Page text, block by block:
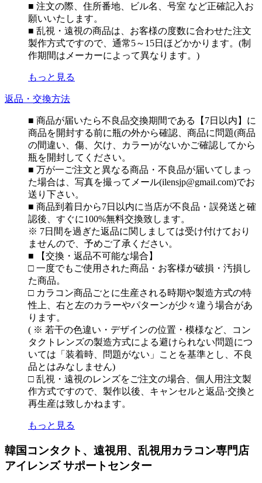
■ 注文の際、住所番地、ビル名、号室 など正確記入お
願いいたします。
■ 乱視・遠視の商品は、お客様の度数に合わせた注文
製作方式ですので、通常5～15日ほどかかります。(制
作期間はメーカーによって異なります。)
もっと見る
返品・交換方法
■ 商品が届いたら不良品交換期間である【7日以内】に
商品を開封する前に瓶の外から確認、商品に問題(商品
の間違い、傷、欠け、カラー)がないかご確認してから
瓶を開封してください。
■ 万が一ご注文と異なる商品・不良品が届いてしまっ
た場合は、写真を撮ってメール(ilensjp@gmail.com)でお
送り下さい。
■ 商品到着日から7日以内に当店が不良品・誤発送と確
認後、すぐに100%無料交換致します。
※ 7日間を過ぎた返品に関しましては受け付けており
ませんので、予めご了承ください。
■ 【交換・返品不可能な場合】
□ 一度でもご使用された商品・お客様が破損・汚損し
た商品。
□ カラコン商品ごとに生産される時期や製造方式の特
性上、右と左のカラーやパターンが少々違う場合があ
ります。
( ※ 若干の色違い・デザインの位置・模様など、コン
タクトレンズの製造方式による避けられない問題につ
いては「装着時、問題がない」ことを基準とし、不良
品とはみなしません)
□ 乱視・遠視のレンズをご注文の場合、個人用注文製
作方式ですので、製作以後、キャンセルと返品·交換と
再生産は致しかねます。
もっと見る
韓国コンタクト、遠視用、乱視用カラコン専門店
アイレンズ サポートセンター